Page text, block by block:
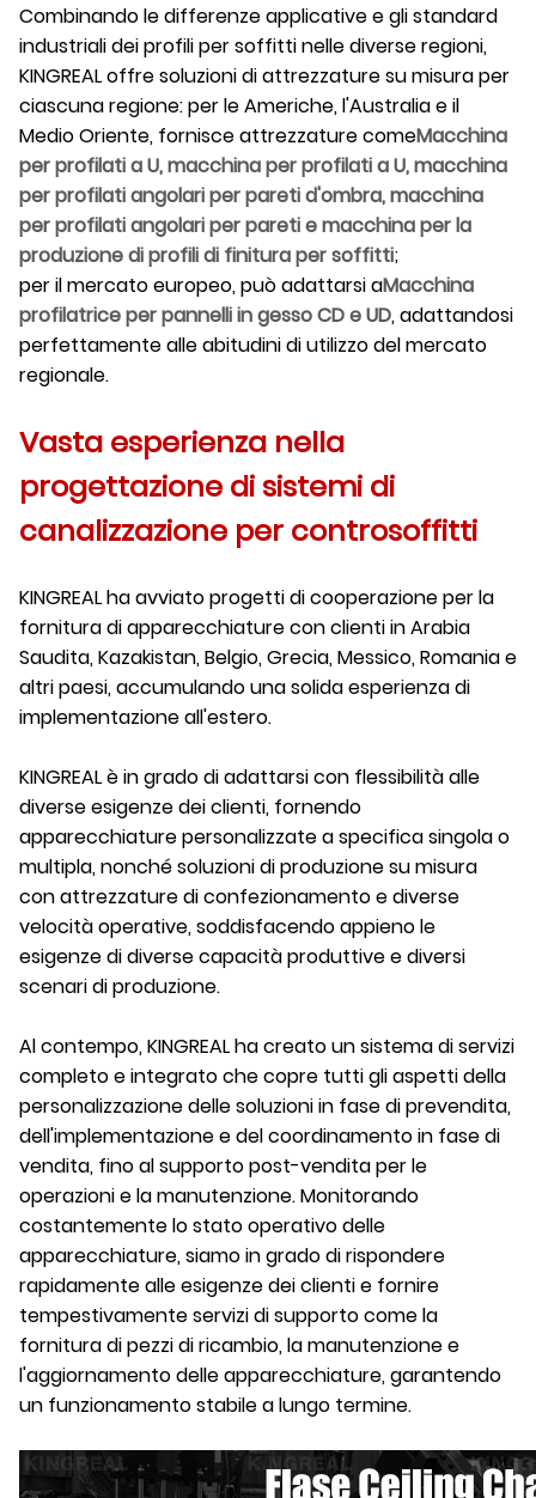
Combinando le differenze applicative e gli standard
industriali dei profili per soffitti nelle diverse regioni,
KINGREAL offre soluzioni di attrezzature su misura per
ciascuna regione: per le Americhe, l'Australia e il
Medio Oriente, fornisce attrezzature comeMacchina
per profilati a U, macchina per profilati a U, macchina
per profilati angolari per pareti d'ombra, macchina
per profilati angolari per pareti e macchina per la
produzione di profili di finitura per soffitti;
per il mercato europeo, può adattarsi aMacchina
profilatrice per pannelli in gesso CD e UD, adattandosi
perfettamente alle abitudini di utilizzo del mercato
regionale.
Vasta esperienza nella
progettazione di sistemi di
canalizzazione per controsoffitti
KINGREAL ha avviato progetti di cooperazione per la
fornitura di apparecchiature con clienti in Arabia
Saudita, Kazakistan, Belgio, Grecia, Messico, Romania e
altri paesi, accumulando una solida esperienza di
implementazione all'estero.
KINGREAL è in grado di adattarsi con flessibilità alle
diverse esigenze dei clienti, fornendo
apparecchiature personalizzate a specifica singola o
multipla, nonché soluzioni di produzione su misura
con attrezzature di confezionamento e diverse
velocità operative, soddisfacendo appieno le
esigenze di diverse capacità produttive e diversi
scenari di produzione.
Al contempo, KINGREAL ha creato un sistema di servizi
completo e integrato che copre tutti gli aspetti della
personalizzazione delle soluzioni in fase di prevendita,
dell'implementazione e del coordinamento in fase di
vendita, fino al supporto post-vendita per le
operazioni e la manutenzione. Monitorando
costantemente lo stato operativo delle
apparecchiature, siamo in grado di rispondere
rapidamente alle esigenze dei clienti e fornire
tempestivamente servizi di supporto come la
fornitura di pezzi di ricambio, la manutenzione e
l'aggiornamento delle apparecchiature, garantendo
un funzionamento stabile a lungo termine.